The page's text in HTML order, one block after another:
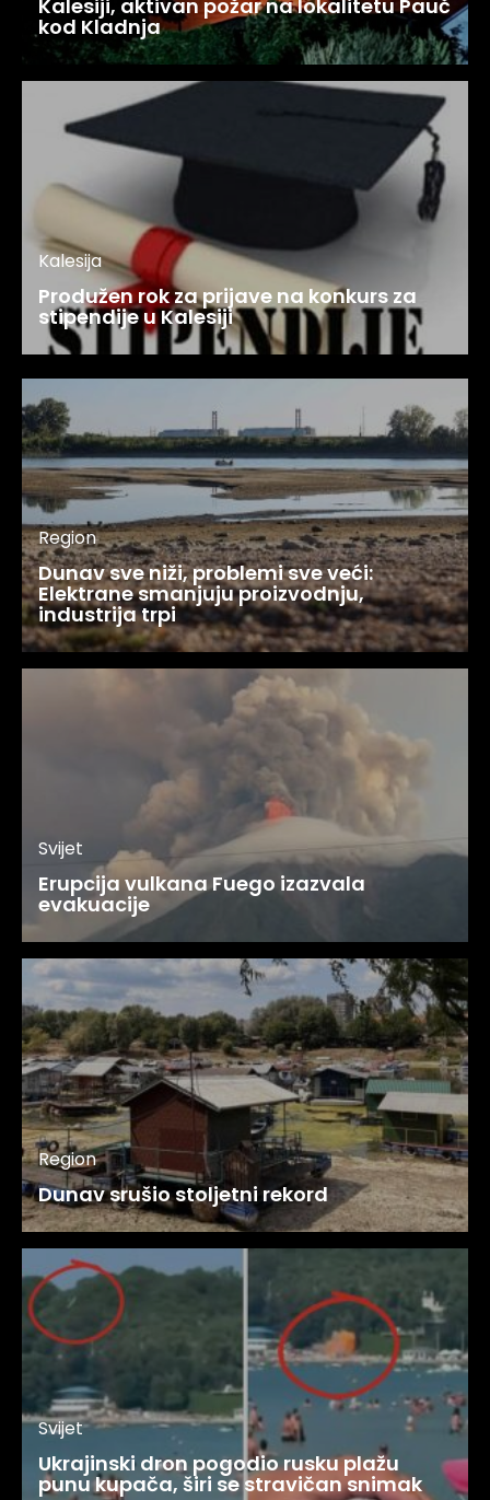
Kalesiji, aktivan požar na lokalitetu Pauč
kod Kladnja
Kalesija
Produžen rok za prijave na konkurs za
stipendije u Kalesiji
Region
Dunav sve niži, problemi sve veći:
Elektrane smanjuju proizvodnju,
industrija trpi
Svijet
Erupcija vulkana Fuego izazvala
evakuacije
Region
Dunav srušio stoljetni rekord
Svijet
Ukrajinski dron pogodio rusku plažu
punu kupača, širi se stravičan snimak